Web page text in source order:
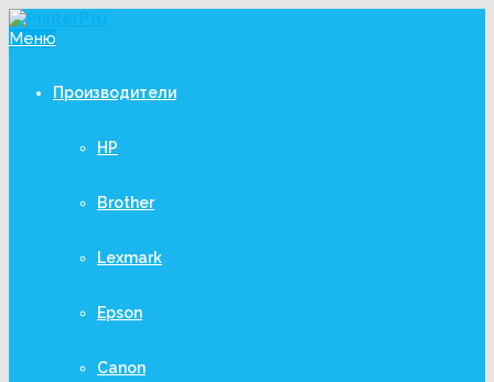
Меню
Производители
HP
Brother
Lexmark
Epson
Canon